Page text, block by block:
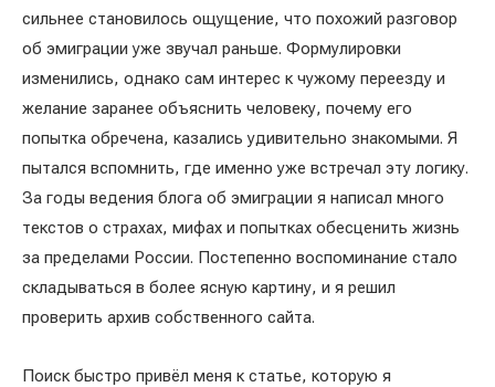
сильнее становилось ощущение, что похожий разговор
об эмиграции уже звучал раньше. Формулировки
изменились, однако сам интерес к чужому переезду и
желание заранее объяснить человеку, почему его
попытка обречена, казались удивительно знакомыми. Я
пытался вспомнить, где именно уже встречал эту логику.
За годы ведения блога об эмиграции я написал много
текстов о страхах, мифах и попытках обесценить жизнь
за пределами России. Постепенно воспоминание стало
складываться в более ясную картину, и я решил
проверить архив собственного сайта.
Поиск быстро привёл меня к статье, которую я